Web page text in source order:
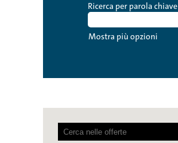
Ricerca per parola chiave
Mostra più opzioni
lettori
schermo